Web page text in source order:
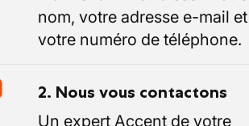
nom, votre adresse e-mail et
votre numéro de téléphone.
2. Nous vous contactons
Un expert Accent de votre